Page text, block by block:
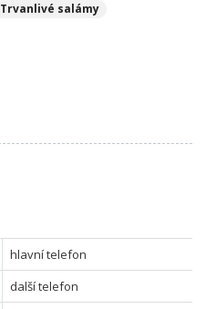
Trvanlivé salámy
hlavní telefon
další telefon